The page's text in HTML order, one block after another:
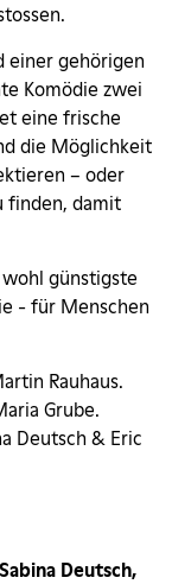
einer gehörigen
Komödie zwei
eine frische
die Möglichkeit
– oder
finden, damit
wohl günstigste
- für Menschen
Rauhaus.
Grube.
Deutsch & Eric
Deutsch,